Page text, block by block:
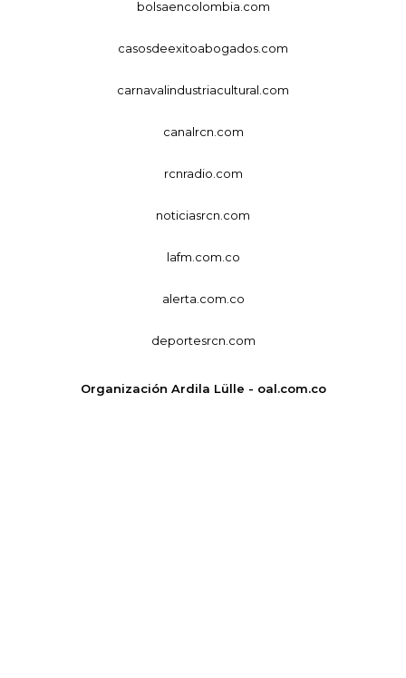
bolsaencolombia.com
casosdeexitoabogados.com
carnavalindustriacultural.com
canalrcn.com
rcnradio.com
noticiasrcn.com
lafm.com.co
alerta.com.co
deportesrcn.com
Organización Ardila Lülle - oal.com.co